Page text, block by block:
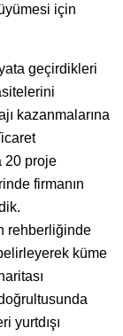
için
geçirdikleri
kazanmalarına
20 proje
firmanın
rehberliğinde
küme
yurtdışı